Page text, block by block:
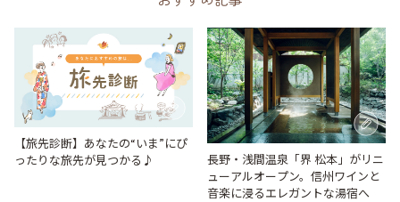
【旅先診断】あなたの“いま”にぴ
ったりな旅先が見つかる♪
長野・浅間温泉「界 松本」がリニ
ューアルオープン。信州ワインと
音楽に浸るエレガントな湯宿へ